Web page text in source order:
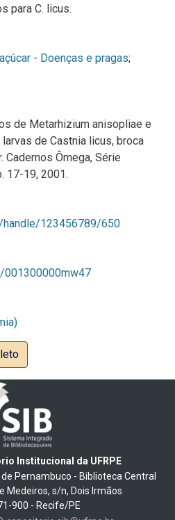
para C. licus.
- Doenças e pragas;
de Metarhizium anisopliae e
de Castnia licus, broca
Cadernos Ômega, Série
17-19, 2001.
123456789/650
Institucional da UFRPE
Pernambuco - Biblioteca Central
Medeiros, s/n, Dois Irmãos
900 - Recife/PE